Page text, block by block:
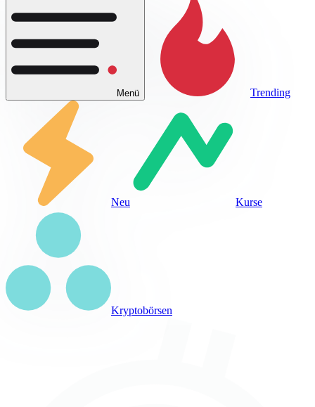
Menü Trending
Neu Kurse
Kryptobörsen